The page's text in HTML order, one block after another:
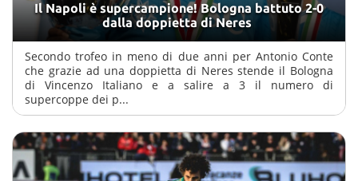
Il Napoli è supercampione! Bologna battuto 2-0
dalla doppietta di Neres
Secondo trofeo in meno di due anni per Antonio Conte
che grazie ad una doppietta di Neres stende il Bologna
di Vincenzo Italiano e a salire a 3 il numero di
supercoppe dei p...